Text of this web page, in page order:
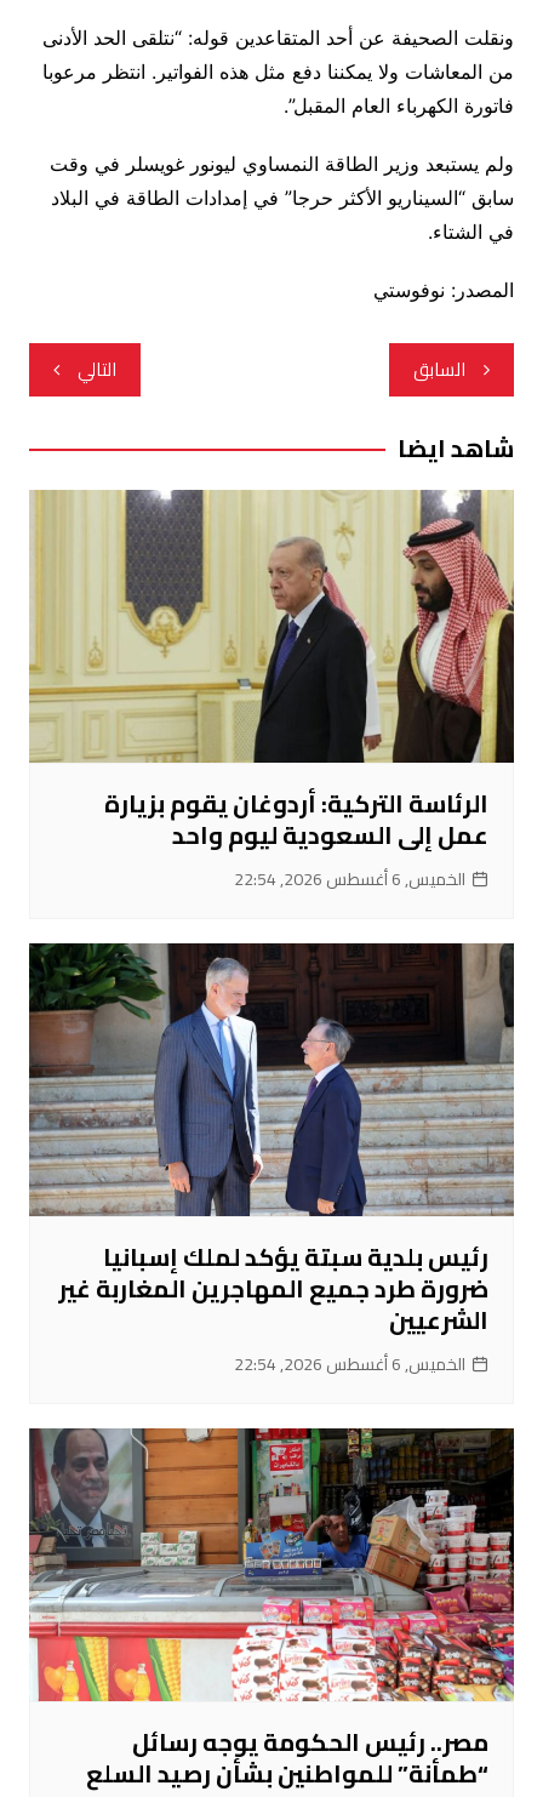
ونقلت الصحيفة عن أحد المتقاعدين قوله: “نتلقى الحد الأدنى
من المعاشات ولا يمكننا دفع مثل هذه الفواتير. انتظر مرعوبا
فاتورة الكهرباء العام المقبل”.
ولم يستبعد وزير الطاقة النمساوي ليونور غويسلر في وقت
سابق “السيناريو الأكثر حرجا” في إمدادات الطاقة في البلاد
في الشتاء.
المصدر: نوفوستي
تصفّح
المقالات
السابق التالي
شاهد ايضا
الرئاسة التركية: أردوغان يقوم بزيارة
عمل إلى السعودية ليوم واحد
الخميس, 6 أغسطس 2026, 22:54
رئيس بلدية سبتة يؤكد لملك إسبانيا
ضرورة طرد جميع المهاجرين المغاربة غير
الشرعيين
الخميس, 6 أغسطس 2026, 22:54
مصر.. رئيس الحكومة يوجه رسائل
“طمأنة” للمواطنين بشأن رصيد السلع